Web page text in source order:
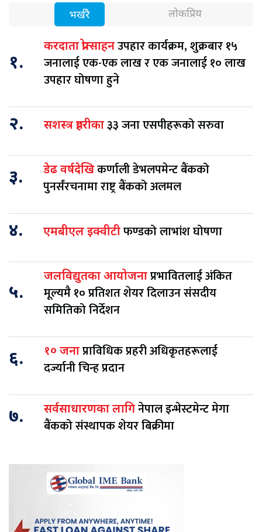
भर्खरै लोकप्रिय
१.
करदाता प्रोत्साहनउपहार कार्यक्रम, शुक्रबार १५
जनालाई एक-एक लाख र एक जनालाई १० लाख
उपहार घोषणा हुने
२. सशस्त्र प्रहरीका३३ जना एसपीहरूको सरुवा
३. डेढ वर्षदेखिकर्णाली डेभलपमेन्ट बैंकको
पुनर्संरचनामा राष्ट्र बैंकको अलमल
४. एमबीएल इक्वीटीफण्डको लाभांश घोषणा
५.
जलविद्युतका आयोजनाप्रभावितलाई अंकित
मूल्यमै १० प्रतिशत शेयर दिलाउन संसदीय
समितिको निर्देशन
६. १० जनाप्राविधिक प्रहरी अधिकृतहरूलाई
दर्ज्यानी चिन्ह प्रदान
७. सर्वसाधारणका लागिनेपाल इन्भेस्टमेन्ट मेगा
बैंकको संस्थापक शेयर बिक्रीमा